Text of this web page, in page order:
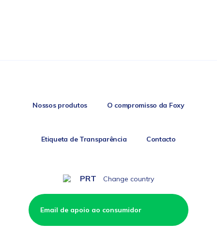
Nossos produtos O compromisso da Foxy
Etiqueta de Transparência Contacto
PRT Change country
Email de apoio ao consumidor